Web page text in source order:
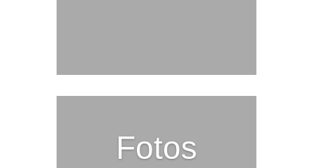
Fotos